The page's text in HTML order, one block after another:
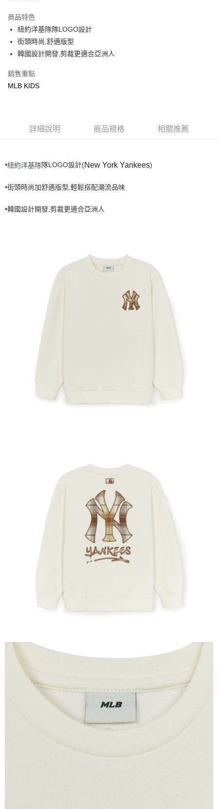
Apple Pay
街口支付
運送方式
全家取貨<不支援離島取退>
7-11取貨付款<未取貨列黑名單/不支援離島取退>
每筆NT$60，滿NT$499(含以上)免運費
商品特色
紐約洋基隊隊LOGO設計
街頭時尚,舒適版型
韓國設計開發,剪裁更適合亞洲人
銷售重點
MLB KIDS
詳細說明 商品規格 相關推薦
•紐約洋基隊隊LOGO設計(New York Yankees)
•街頭時尚加舒適版型,輕鬆搭配潮流品味
•韓國設計開發,剪裁更適合亞洲人